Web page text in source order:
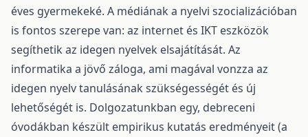
éves gyermekeké. A médiának a nyelvi szocializációban
is fontos szerepe van: az internet és IKT eszközök
segíthetik az idegen nyelvek elsajátítását. Az
informatika a jövő záloga, ami magával vonzza az
idegen nyelv tanulásának szükségességét és új
lehetőségét is. Dolgozatunkban egy, debreceni
óvodákban készült empirikus kutatás eredményeit (a